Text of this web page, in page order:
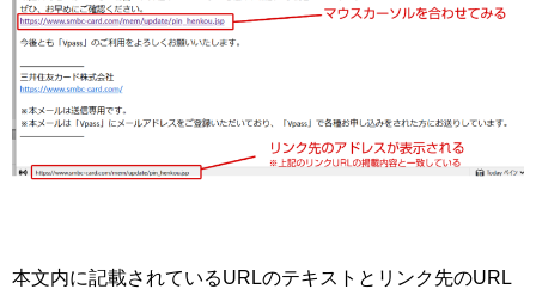
本文内に記載されているURLのテキストとリンク先のURL